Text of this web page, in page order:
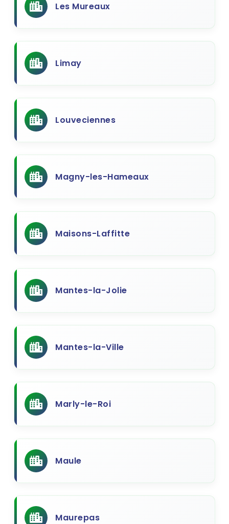
Les Mureaux
Limay
Louveciennes
Magny-les-Hameaux
Maisons-Laffitte
Mantes-la-Jolie
Mantes-la-Ville
Marly-le-Roi
Maule
Maurepas